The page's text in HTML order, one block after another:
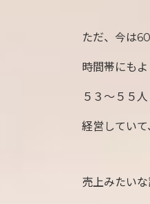
ただ、今は
時間帯にも
５３〜５５
経営してい
売上みたい